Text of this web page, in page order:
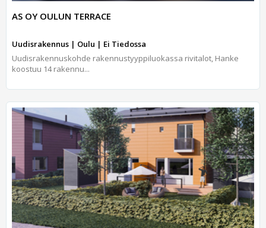
AS OY OULUN TERRACE
Uudisrakennus | Oulu | Ei Tiedossa
Uudisrakennuskohde rakennustyyppiluokassa rivitalot, Hanke
koostuu 14 rakennu...